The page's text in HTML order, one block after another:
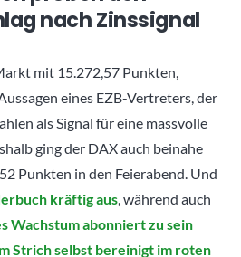
nach Zinssignal
mit 15.272,57 Punkten,
eines EZB-Vertreters, der
als Signal für eine massvolle
ging der DAX auch beinahe
Punkten in den Feierabend. Und
kräftig aus, während auch
Wachstum abonniert zu sein
Strich selbst bereinigt im roten